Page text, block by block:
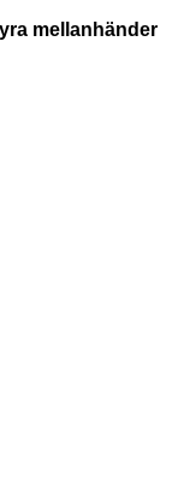
mellanhänder